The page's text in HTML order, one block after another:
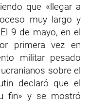
que «llegar a
muy largo y
9 de mayo, en el
primera vez en
militar pesado
sobre el
declaró que el
fin» y se mostró